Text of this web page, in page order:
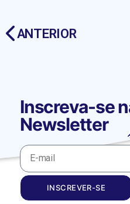
ANTERIOR
Inscreva-se
Newsletter
INSCREVER-SE